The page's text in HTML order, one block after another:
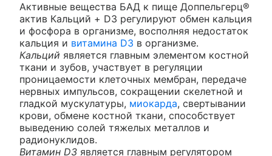
Активные вещества БАД к пище Доппельгерц®
актив Кальций + D3 регулируют обмен кальция
и фосфора в организме, восполняя недостаток
кальция и витамина D3 в организме.
Кальций является главным элементом костной
ткани и зубов, участвует в регуляции
проницаемости клеточных мембран, передаче
нервных импульсов, сокращении скелетной и
гладкой мускулатуры, миокарда, свертывании
крови, обмене костной ткани, способствует
выведению солей тяжелых металлов и
радионуклидов.
Витамин D3 является главным регулятором